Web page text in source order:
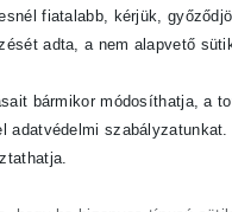
bcatraining.hu/
https://
eseten/
fiatalabb, kérjük,
adta, a nem alapvető
bármikor módosíthatja, a
adatvédelmi